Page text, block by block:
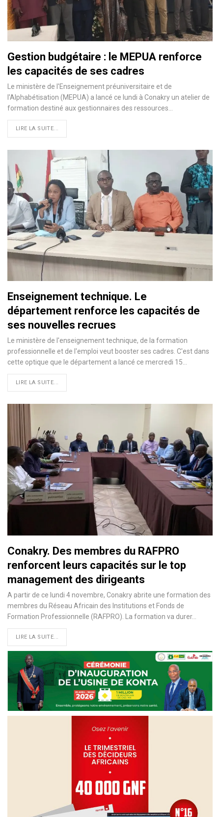
Gestion budgétaire : le MEPUA renforce
les capacités de ses cadres
Le ministère de l'Enseignement préuniversitaire et de
l'Alphabétisation (MEPUA) a lancé ce lundi à Conakry un atelier de
formation destiné aux gestionnaires des ressources…
LIRE LA SUITE...
Enseignement technique. Le
département renforce les capacités de
ses nouvelles recrues
Le ministère de l'enseignement technique, de la formation
professionnelle et de l'emploi veut booster ses cadres. C'est dans
cette optique que le département a lancé ce mercredi 15…
LIRE LA SUITE...
Conakry. Des membres du RAFPRO
renforcent leurs capacités sur le top
management des dirigeants
A partir de ce lundi 4 novembre, Conakry abrite une formation des
membres du Réseau Africain des Institutions et Fonds de
Formation Professionnelle (RAFPRO). La formation va durer…
LIRE LA SUITE...